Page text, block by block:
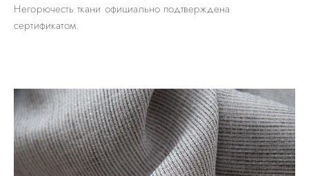
Негорючесть ткани официально подтверждена
сертификатом.